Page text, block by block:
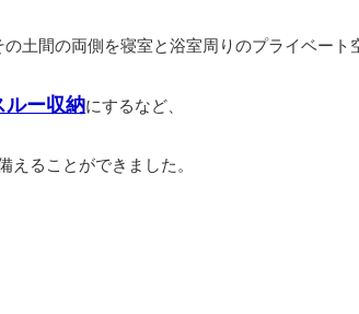
土間の両側を寝室と浴室周りのプライベート
ルー収納にするなど、
ることができました。